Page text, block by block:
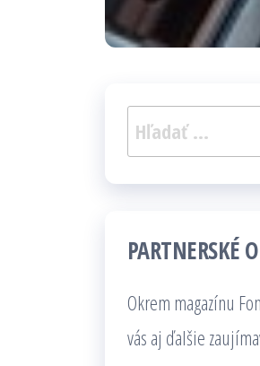
Hľadať:
PARTNERSKÉ
Okrem magazínu
vás aj ďalšie